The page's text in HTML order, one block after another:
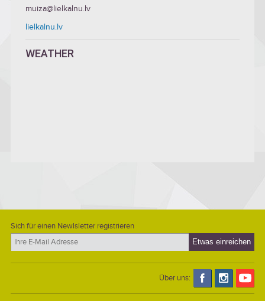
muiza@lielkalnu.lv
lielkalnu.lv
WEATHER
Sich für einen Newlsletter registrieren
Über uns: